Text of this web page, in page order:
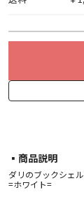
▪︎商品説明
ダリのブックシェ
=ホワイト=